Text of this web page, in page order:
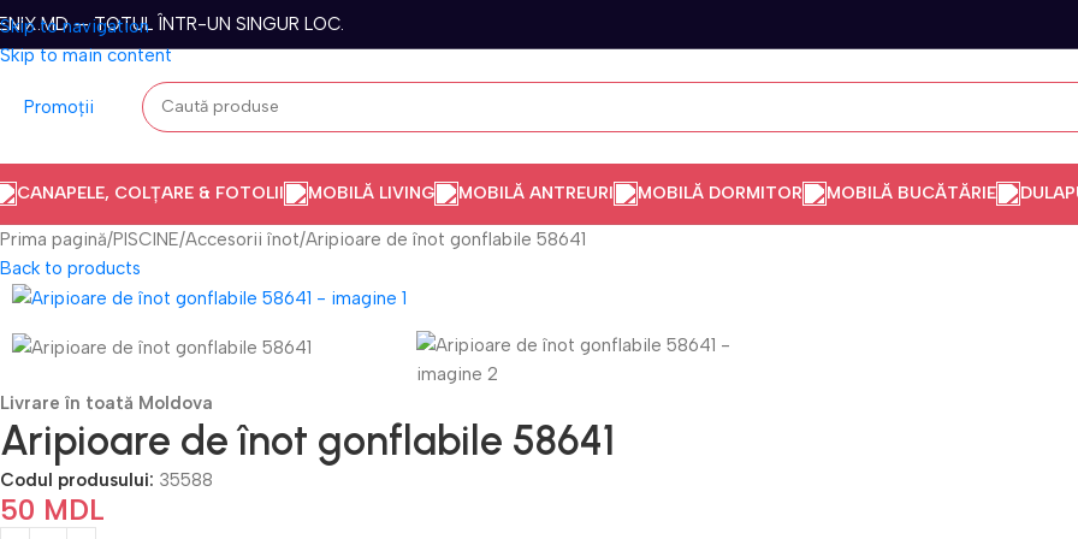
Skip to navigation
Skip to main content
— TOTUL ÎNTR-UN SINGUR LOC.
Promoții
CANAPELE, COLȚARE & FOTOLII MOBILĂ LIVING MOBILĂ ANTREURI MOBILĂ DORMITOR MOBILĂ BUCĂTĂRIE
Prima pagină PISCINE Accesorii înot Aripioare de înot gonflabile 58641
Back to products
Livrare în toată Moldova
Aripioare de înot gonflabile 58641
Codul produsului: 35588
50 MDL